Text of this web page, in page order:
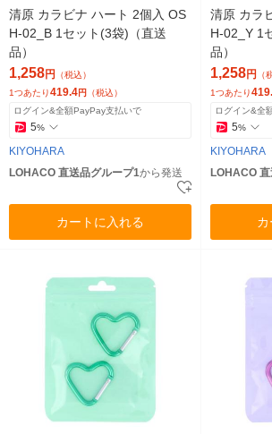
清原 カラビナ ハート 2個入 OS
H-02_B 1セット(3袋)（直送
品）
1,258円
（税込）
1つあたり419.4円 （税込）
ログイン&全額PayPay支払いで
5%
KIYOHARA
LOHACO 直送品グループ1から発送
カートに入れる
清原 カラ
H-02_Y 1
品）
1,258円
（
1つあたり
ログイン&全
5%
KIYOHARA
LOHACO